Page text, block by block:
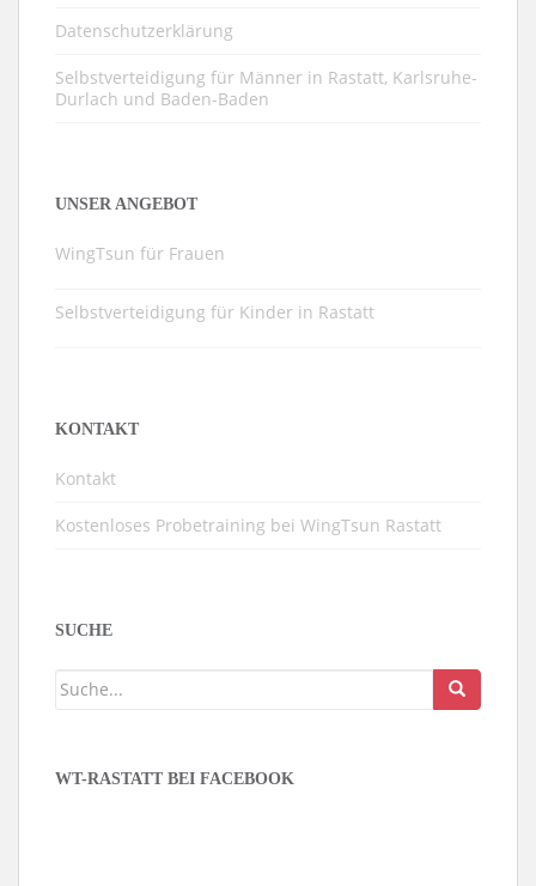
Datenschutzerklärung
Selbstverteidigung für Männer in Rastatt, Karlsruhe-
Durlach und Baden-Baden
UNSER ANGEBOT
WingTsun für Frauen
Selbstverteidigung für Kinder in Rastatt
KONTAKT
Kontakt
Kostenloses Probetraining bei WingTsun Rastatt
SUCHE
WT-RASTATT BEI FACEBOOK